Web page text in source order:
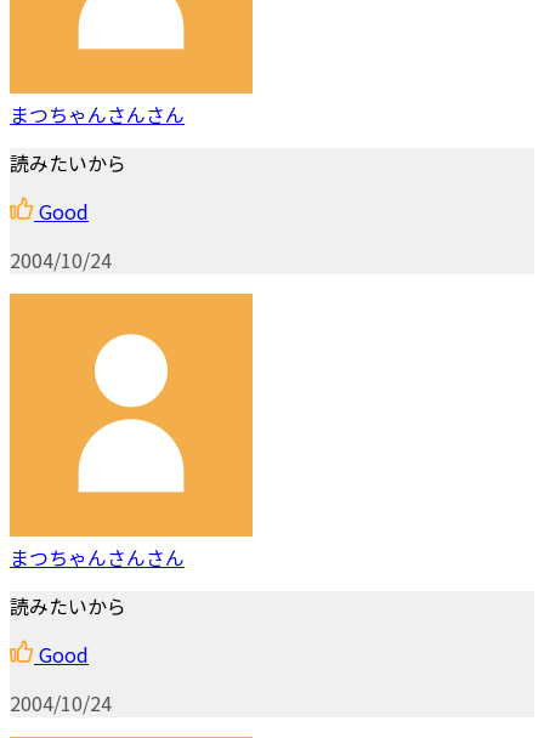
まつちゃんさんさん
読みたいから
Good
2004/10/24
まつちゃんさんさん
読みたいから
Good
2004/10/24